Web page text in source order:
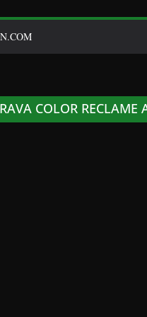
COLOR RECLAME